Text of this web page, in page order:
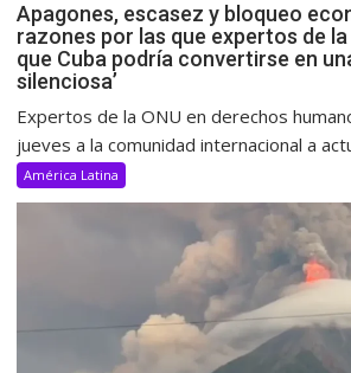
Apagones, escasez y bloqueo
razones por las que expertos de la
que Cuba podría convertirse en
silenciosa’
Expertos de la ONU en derechos
jueves a la comunidad internacional a
América Latina